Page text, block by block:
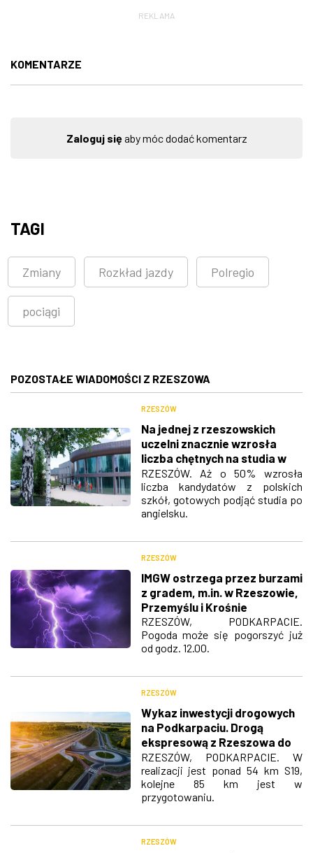
REKLAMA
KOMENTARZE
Zaloguj sięaby móc dodać komentarz
TAGI
Zmiany Rozkład jazdy Polregio
pociągi
POZOSTAŁE WIADOMOŚCI Z RZESZOWA
RZESZÓW
Na jednej z rzeszowskich
uczelni znacznie wzrosła
liczba chętnych na studia w
języku angielskim
RZESZÓW. Aż o 50% wzrosła
liczba kandydatów z polskich
szkół, gotowych podjąć studia po
angielsku.
RZESZÓW
IMGW ostrzega przez burzami
z gradem, m.in. w Rzeszowie,
Przemyślu i Krośnie
RZESZÓW, PODKARPACIE.
Pogoda może się pogorszyć już
od godz. 12.00.
RZESZÓW
Wykaz inwestycji drogowych
na Podkarpaciu. Drogą
ekspresową z Rzeszowa do
Lublina pojedziemy w 2022 r.
RZESZÓW, PODKARPACIE. W
realizacji jest ponad 54 km S19,
kolejne 85 km jest w
przygotowaniu.
RZESZÓW